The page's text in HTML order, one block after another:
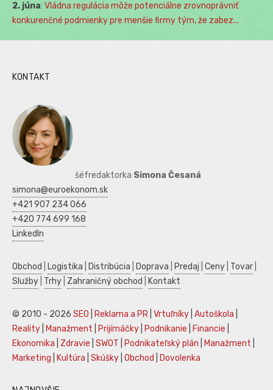
2. júna: Vládna regulácia môže potenciálne zrovnoprávniť
konkurenčné podmienky pre menšie firmy tým, že zabez...
KONTAKT
šéfredaktorka Simona Česaná
simona@euroekonom.sk
+421 907 234 066
+420 774 699 168
LinkedIn
Obchod Logistika Distribúcia Doprava Predaj Ceny Tovar
Služby Trhy Zahraničný obchod Kontakt
© 2010 - 2026 SEO Reklama a PR Vrtuľníky Autoškola
Reality
Manažment Prijímáčky Podnikanie Financie
Ekonomika
Zdravie SWOT Podnikateľský plán Manažment
Marketing
Kultúra Skúšky Obchod Dovolenka